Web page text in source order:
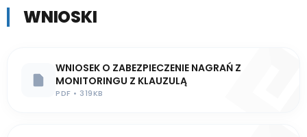
WNIOSKI
WNIOSEK O ZABEZPIECZENIE NAGRAŃ Z
MONITORINGU Z KLAUZULĄ
PDF • 319KB